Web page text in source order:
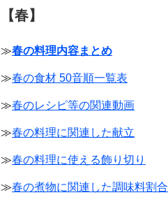
【春】
≫春の料理内容まとめ
≫春の食材 50音順一覧表
≫春のレシピ等の関連動画
≫春の料理に関連した献立
≫春の料理に使える飾り切り
≫春の煮物に関連した調味料割合